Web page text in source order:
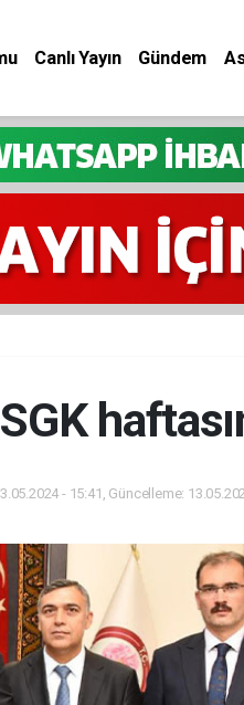
Canlı Yayın Gündem
- 15:41, Güncelleme: